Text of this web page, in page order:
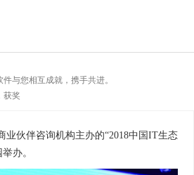
与您相互成就，携手共进。
获奖
业伙伴咨询机构主办的“2018中国IT生态
办。